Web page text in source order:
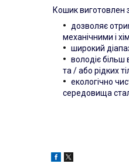
Кошик виготовлен
дозволяє
механічними і
широкий
володіє більш
та / або рідких
екологічно
середовища